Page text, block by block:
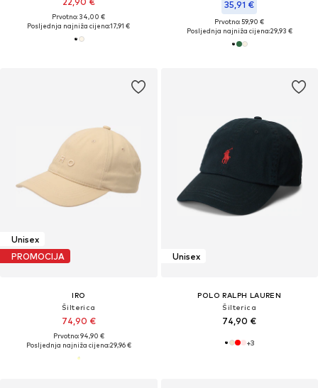
Prvotno: 34,00 €
Posljednja najniža cijena:17,91 €
35,91 €
Prvotno: 59,90 €
Posljednja najniža cijena:29,93 €
Unisex
PROMOCIJA
IRO
Šilterica
74,90 €
Prvotno: 94,90 €
Posljednja najniža cijena:29,96 €
Unisex
POLO RALPH LAUREN
Šilterica
74,90 €
+3